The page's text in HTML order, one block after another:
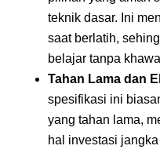
teknik dasar. Ini
saat berlatih,
belajar tanpa
Tahan Lama dan
spesifikasi ini
yang tahan lama,
hal investasi